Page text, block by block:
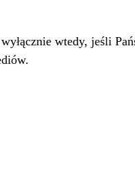
wtedy, jeśli